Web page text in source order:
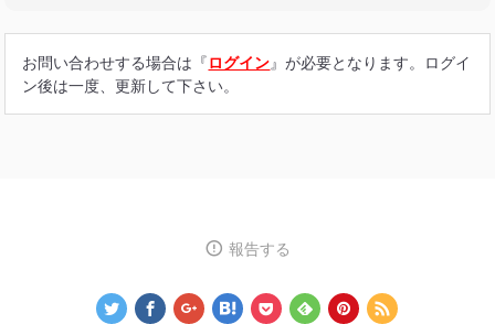
お問い合わせする場合は『ログイン』が必要となります。ログイ
ン後は一度、更新して下さい。
報告する